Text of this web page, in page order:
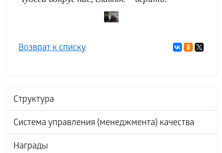
Структура
Система управления (менеджмента) качества
Награды
Возврат к списку